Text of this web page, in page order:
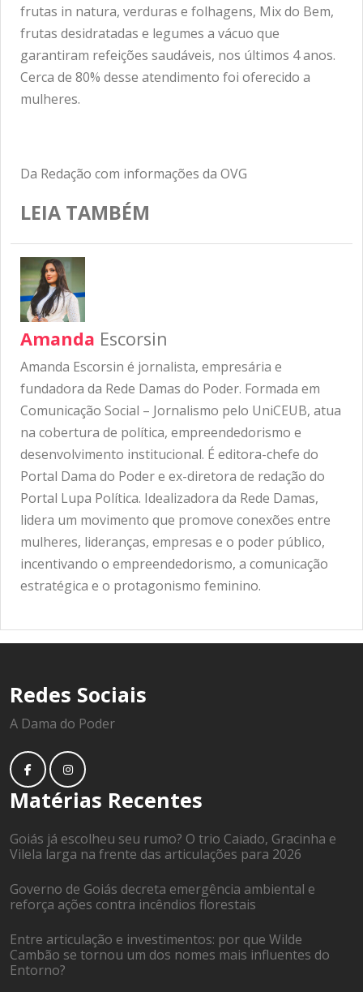
frutas in natura, verduras e folhagens, Mix do Bem,
frutas desidratadas e legumes a vácuo que
garantiram refeições saudáveis, nos últimos 4 anos.
Cerca de 80% desse atendimento foi oferecido a
mulheres.
Da Redação com informações da OVG
LEIA TAMBÉM
Amanda Escorsin
Amanda Escorsin é jornalista, empresária e
fundadora da Rede Damas do Poder. Formada em
Comunicação Social – Jornalismo pelo UniCEUB, atua
na cobertura de política, empreendedorismo e
desenvolvimento institucional. É editora-chefe do
Portal Dama do Poder e ex-diretora de redação do
Portal Lupa Política. Idealizadora da Rede Damas,
lidera um movimento que promove conexões entre
mulheres, lideranças, empresas e o poder público,
incentivando o empreendedorismo, a comunicação
estratégica e o protagonismo feminino.
Redes Sociais
A Dama do Poder
Matérias Recentes
Goiás já escolheu seu rumo? O trio Caiado, Gracinha e
Vilela larga na frente das articulações para 2026
Governo de Goiás decreta emergência ambiental e
reforça ações contra incêndios florestais
Entre articulação e investimentos: por que Wilde
Cambão se tornou um dos nomes mais influentes do
Entorno?